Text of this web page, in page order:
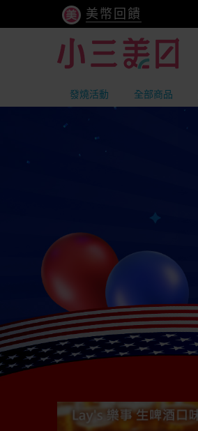
美幣回饋
發燒活動 全部商品